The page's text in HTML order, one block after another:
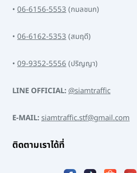
• 06-6156-5553 (กมลชนก)
• 06-6162-5353 (สมฤดี)
• 09-9352-5556 (ปริญญา)
LINE OFFICIAL: @siamtraffic
E-MAIL: siamtraffic.stf@gmail.com
ติดตามเราได้ที่